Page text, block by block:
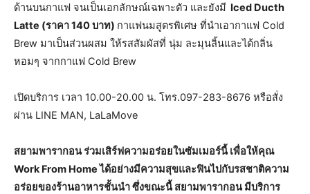
ด้านบนกาแฟ จนเป็นเอกลักษณ์เฉพาะตัว และยังมี Iced Ducth
Latte (ราคา 140 บาท) กาแฟนมสูตรพิเศษ ที่นำเอากาแฟ Cold
Brew มาเป็นส่วนผสม ให้รสสัมผัสที่ นุ่ม ละมุนลิ้นและได้กลิ่น
หอมๆ จากกาแฟ Cold Brew
เปิดบริการ เวลา 10.00-20.00 น. โทร.097-283-8676 หรือสั่ง
ผ่าน LINE MAN, LaLaMove
สยามพารากอน ร่วมเสิร์ฟความอร่อยในซัมเมอร์นี้ เพื่อให้คุณ
Work From Home ได้อย่างมีความสุขและฟินไปกับรสชาติความ
อร่อยของร้านอาหารชั้นนำ ซึ่งขณะนี้ สยามพารากอน มีบริการ